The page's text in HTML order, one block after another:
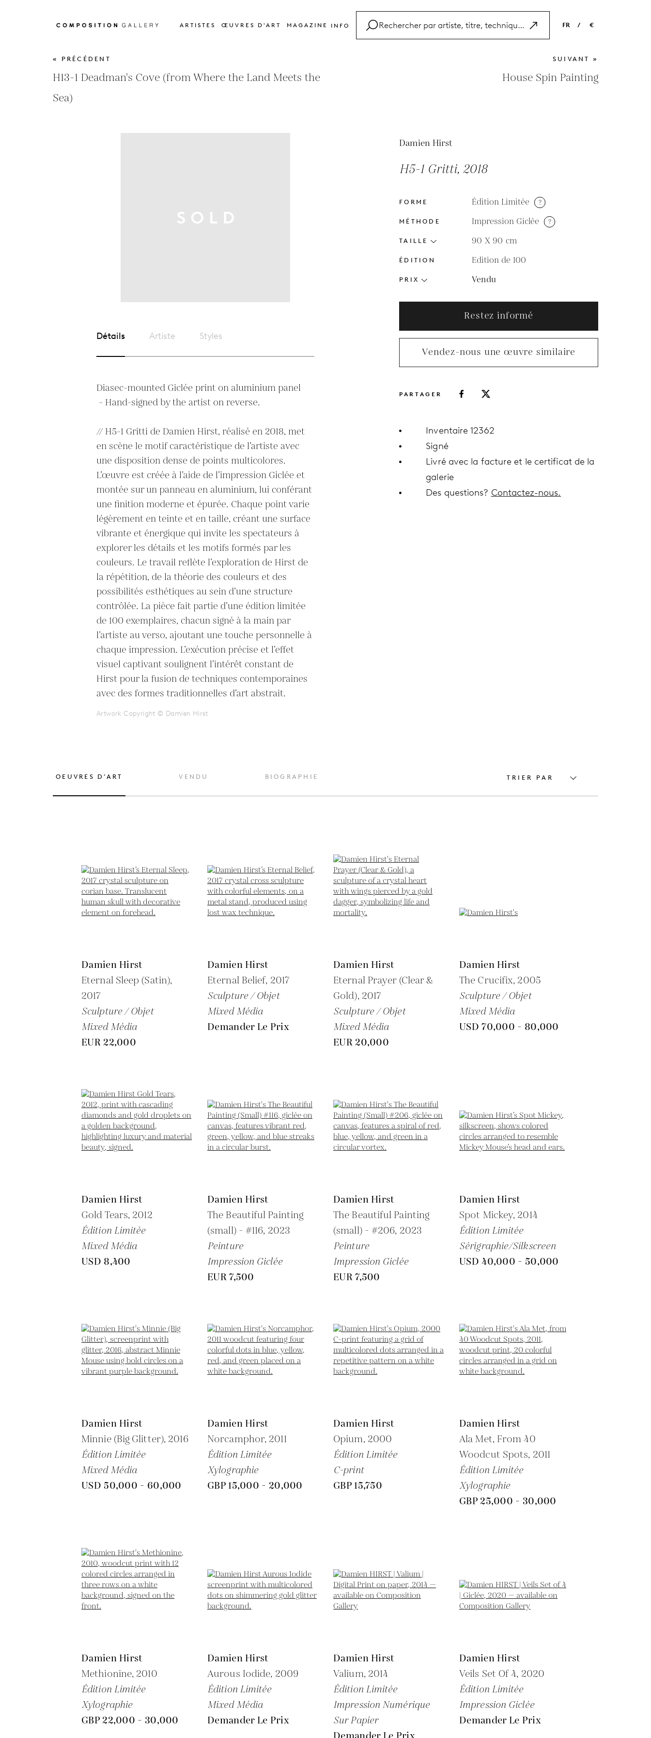
ARTISTES ŒUVRES D'ART MAGAZINE INFO FR
NL
ES
/ €
EUR
GBP
« PRÉCÉDENT
H13-1 Deadman's Cove (from Where the Land Meets the
Sea)
SUIVANT »
House Spin Painting
Détails Artiste Styles
Diasec-mounted Giclée print on aluminium panel
// H5-1 Gritti de Damien Hirst, réalisé en 2018, met
en scène le motif caractéristique de l’artiste avec
une disposition dense de points multicolores.
L’œuvre est créée à l’aide de l’impression Giclée et
montée sur un panneau en aluminium, lui conférant
une finition moderne et épurée. Chaque point varie
légèrement en teinte et en taille, créant une surface
vibrante et énergique qui invite les spectateurs à
explorer les détails et les motifs formés par les
couleurs. Le travail reflète l’exploration de Hirst de
la répétition, de la théorie des couleurs et des
possibilités esthétiques au sein d’une structure
contrôlée. La pièce fait partie d’une édition limitée
de 100 exemplaires, chacun signé à la main par
l’artiste au verso, ajoutant une touche personnelle à
chaque impression. L’exécution précise et l’effet
visuel captivant soulignent l’intérêt constant de
Hirst pour la fusion de techniques contemporaines
avec des formes traditionnelles d’art abstrait.
Artwork Copyright © Damien Hirst
Damien Hirst
H5-1 Gritti, 2018
FORME Édition Limitée ?
MÉTHODE Impression Giclée ?
TAILLE 90 X 90 cm
ÉDITION Edition de 100
PRIX Vendu
Restez informé
Vendez-nous une œuvre similaire
PARTAGER
Inventaire 12362
Signé
Livré avec la facture et le certificat de la
galerie
Des questions? Contactez-nous.
OEUVRES D’ART VENDU BIOGRAPHIE TRIER PAR
Damien Hirst
Eternal Sleep (Satin),
2017
Sculpture / Objet
Mixed Média
EUR 22,000
Damien Hirst
Eternal Belief, 2017
Sculpture / Objet
Mixed Média
Demander Le Prix
Damien Hirst
Eternal Prayer (Clear &
Gold), 2017
Sculpture / Objet
Mixed Média
EUR 20,000
Damien Hirst
The Crucifix, 2005
Sculpture / Objet
Mixed Média
USD 70,000 - 80,000
Damien Hirst
Gold Tears, 2012
Édition Limitée
Mixed Média
USD 8,400
Damien Hirst
The Beautiful Painting
(small) - #116, 2023
Peinture
Impression Giclée
EUR 7,500
Damien Hirst
The Beautiful Painting
(small) - #206, 2023
Peinture
Impression Giclée
EUR 7,500
Damien Hirst
Spot Mickey, 2014
Édition Limitée
Sérigraphie/Silkscreen
USD 40,000 - 50,000
Damien Hirst
Minnie (Big Glitter), 2016
Édition Limitée
Mixed Média
USD 50,000 - 60,000
Damien Hirst
Norcamphor, 2011
Édition Limitée
Xylographie
GBP 15,000 - 20,000
Damien Hirst
Opium, 2000
Édition Limitée
C-print
GBP 15,750
Damien Hirst
Ala Met, From 40
Woodcut Spots, 2011
Édition Limitée
Xylographie
GBP 25,000 - 30,000
Damien Hirst
Methionine, 2010
Édition Limitée
Xylographie
GBP 22,000 - 30,000
Damien Hirst
Aurous Iodide, 2009
Édition Limitée
Mixed Média
Demander Le Prix
Damien Hirst
Valium, 2014
Édition Limitée
Impression Numérique
Sur Papier
Damien Hirst
Veils Set Of 4, 2020
Édition Limitée
Impression Giclée
Demander Le Prix